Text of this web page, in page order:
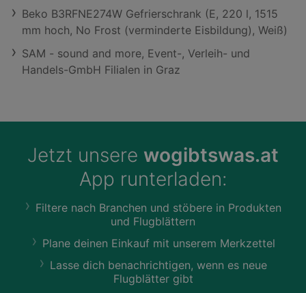
Beko B3RFNE274W Gefrierschrank (E, 220 l, 1515
mm hoch, No Frost (verminderte Eisbildung), Weiß)
SAM - sound and more, Event-, Verleih- und
Handels-GmbH Filialen in Graz
Jetzt unsere wogibtswas.at
App runterladen:
Filtere nach Branchen und stöbere in Produkten
und Flugblättern
Plane deinen Einkauf mit unserem Merkzettel
Lasse dich benachrichtigen, wenn es neue
Flugblätter gibt